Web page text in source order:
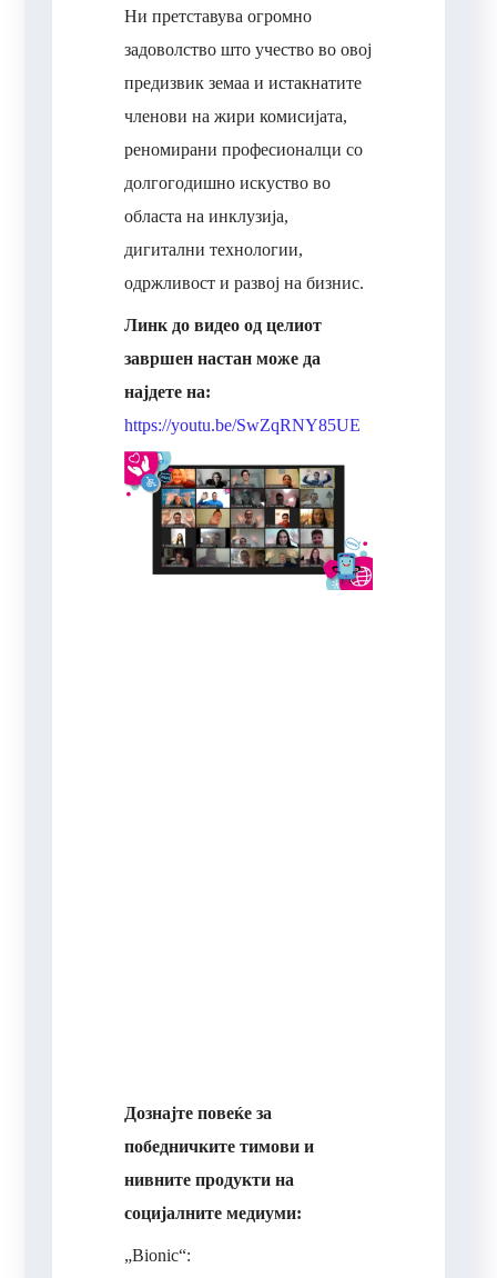
Ни претставува огромно
задоволство што учество во овој
предизвик земаа и истакнатите
членови на жири комисијата,
реномирани професионалци со
долгогодишно искуство во
областа на инклузија,
дигитални технологии,
одржливост и развој на бизнис.
Линк до видео од целиот
завршен настан може да
најдете на:
https://youtu.be/SwZqRNY85UE
Дознајтe повеќе за
победничките тимови и
нивните продукти на
социјалните медиуми:
„Bionic“: